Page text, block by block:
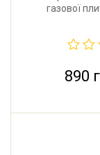
газової
890